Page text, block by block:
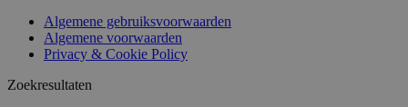
Algemene gebruiksvoorwaarden
Algemene voorwaarden
Privacy & Cookie Policy
Zoekresultaten